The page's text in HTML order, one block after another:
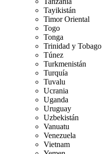
Tayikistán
Timor Oriental
Togo
Tonga
Trinidad y Tobago
Túnez
Turkmenistán
Turquía
Tuvalu
Ucrania
Uganda
Uruguay
Uzbekistán
Vanuatu
Venezuela
Vietnam